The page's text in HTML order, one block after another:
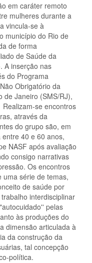
em caráter remoto
mulheres durante a
vincula-se à
município do Rio de
de forma
de Saúde da
A inserção nas
do Programa
Obrigatório da
de Janeiro (SMS/RJ),
se encontros
através da
do grupo são, em
40 e 60 anos,
NASF após avaliação
consigo narrativas
Os encontros
uma série de temas,
de saúde por
interdisciplinar
pelas
às produções do
dimensão articulada à
da construção da
tal concepção
política.